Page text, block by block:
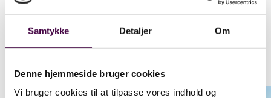
Samtykke Detaljer Om
Denne hjemmeside bruger cookies
Vi bruger cookies til at tilpasse vores indhold og
Brugte maskiner
Leasing
Reservedele
Om IEM
Service
Kontakt